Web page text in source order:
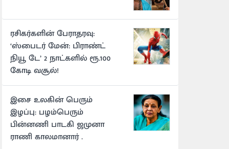
ரசிகர்களின் பேராதரவு:
‘ஸ்பைடர் மேன்: பிராண்ட்
நியூ டே’ 2 நாட்களில் ரூ.100
கோடி வசூல்!
இசை உலகின் பெரும்
இழப்பு: பழம்பெரும்
பின்னணி பாடகி ஜமுனா
ராணி காலமானார் .